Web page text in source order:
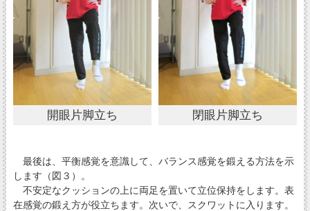
開眼片脚立ち 閉眼片脚立ち
最後は、平衡感覚を意識して、バランス感覚を鍛える方法を示
します（図３）。
不安定なクッションの上に両足を置いて立位保持をします。表
在感覚の鍛え方が役立ちます。次いで、スクワットに入ります。